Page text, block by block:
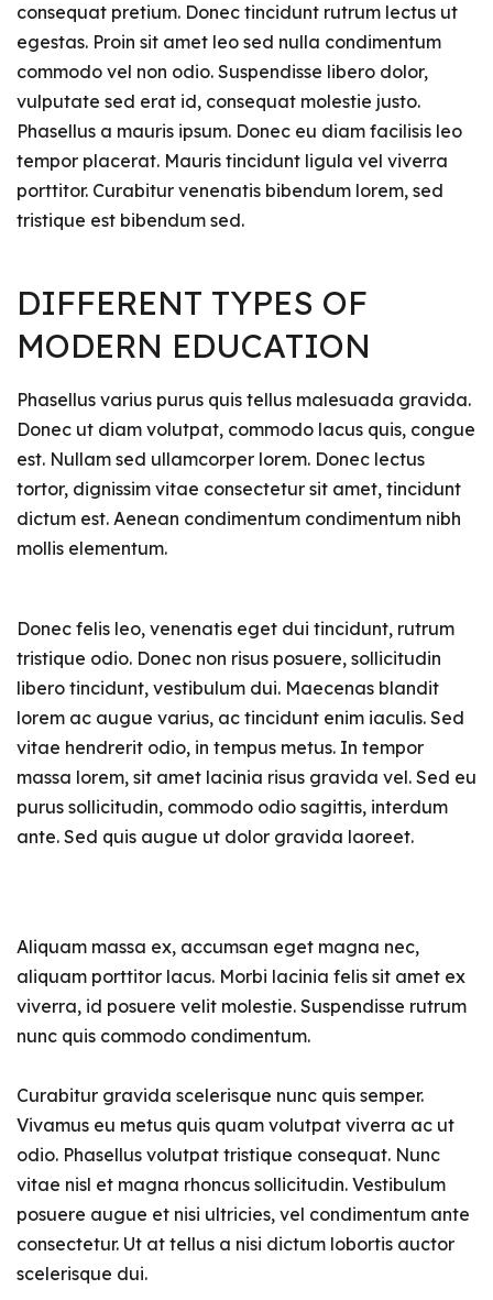
consequat pretium. Donec tincidunt rutrum lectus ut
egestas. Proin sit amet leo sed nulla condimentum
commodo vel non odio. Suspendisse libero dolor,
vulputate sed erat id, consequat molestie justo.
Phasellus a mauris ipsum. Donec eu diam facilisis leo
tempor placerat. Mauris tincidunt ligula vel viverra
porttitor. Curabitur venenatis bibendum lorem, sed
tristique est bibendum sed.
DIFFERENT TYPES OF
MODERN EDUCATION
Phasellus varius purus quis tellus malesuada gravida.
Donec ut diam volutpat, commodo lacus quis, congue
est. Nullam sed ullamcorper lorem. Donec lectus
tortor, dignissim vitae consectetur sit amet, tincidunt
dictum est. Aenean condimentum condimentum nibh
mollis elementum.
Donec felis leo, venenatis eget dui tincidunt, rutrum
tristique odio. Donec non risus posuere, sollicitudin
libero tincidunt, vestibulum dui. Maecenas blandit
lorem ac augue varius, ac tincidunt enim iaculis. Sed
vitae hendrerit odio, in tempus metus. In tempor
massa lorem, sit amet lacinia risus gravida vel. Sed eu
purus sollicitudin, commodo odio sagittis, interdum
ante. Sed quis augue ut dolor gravida laoreet.
Aliquam massa ex, accumsan eget magna nec,
aliquam porttitor lacus. Morbi lacinia felis sit amet ex
viverra, id posuere velit molestie. Suspendisse rutrum
nunc quis commodo condimentum.
Curabitur gravida scelerisque nunc quis semper.
Vivamus eu metus quis quam volutpat viverra ac ut
odio. Phasellus volutpat tristique consequat. Nunc
vitae nisl et magna rhoncus sollicitudin. Vestibulum
posuere augue et nisi ultricies, vel condimentum ante
consectetur. Ut at tellus a nisi dictum lobortis auctor
scelerisque dui.